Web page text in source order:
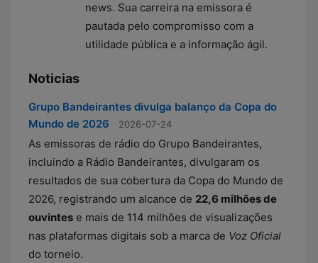
news. Sua carreira na emissora é
pautada pelo compromisso com a
utilidade pública e a informação ágil.
Noticias
Grupo Bandeirantes divulga balanço da Copa do
Mundo de 2026
2026-07-24
As emissoras de rádio do Grupo Bandeirantes,
incluindo a Rádio Bandeirantes, divulgaram os
resultados de sua cobertura da Copa do Mundo de
2026, registrando um alcance de 22,6 milhões de
ouvintes e mais de 114 milhões de visualizações
nas plataformas digitais sob a marca de Voz Oficial
do torneio.